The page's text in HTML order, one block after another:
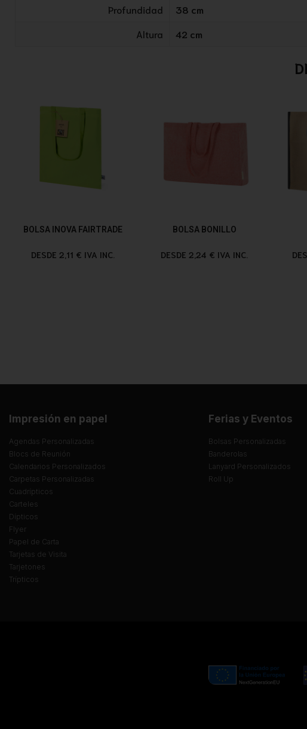
Profundidad
38 cm
Altura
42 cm
BOLSA INOVA FAIRTRADE
DESDE 2,11 € IVA INC.
BOLSA BONILLO
DESDE 2,24 € IVA INC.
Impresión en papel
Agendas Personalizadas
Blocs de Reunión
Calendarios Personalizados
Carpetas Personalizadas
Cuadrípticos
Carteles
Dípticos
Flyer
Papel de Carta
Tarjetas de Visita
Tarjetones
Trípticos
Ferias y Eventos
Bolsas Personalizadas
Banderolas
Lanyard Personalizados
Roll Up